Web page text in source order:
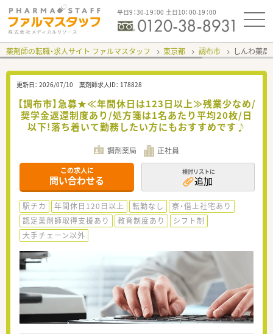
平日9：30-19：00 土日10：00-19：00
薬剤師の転職・求人サイト ファルマスタッフ 東京都 調布市 しんわ薬
更新日： 2026/07/10 薬剤師求人ID： 178828
【調布市】急募★≪年間休日は123日以上≫残業少なめ/
奨学金返還制度あり/処方箋は1名あたり平均20枚/日
以下!落ち着いて勤務したい方にもおすすめです♪
調剤薬局 正社員
この求人に
問い合わせる
検討リストに
追加
駅チカ 年間休日120日以上 転勤なし
寮・借上社宅あり
認定薬剤師取得支援あり
教育制度あり
シフト制
大手チェーン以外